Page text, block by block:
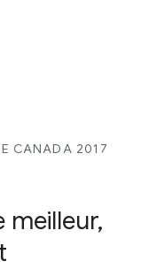
CANADA 2017
meilleur,